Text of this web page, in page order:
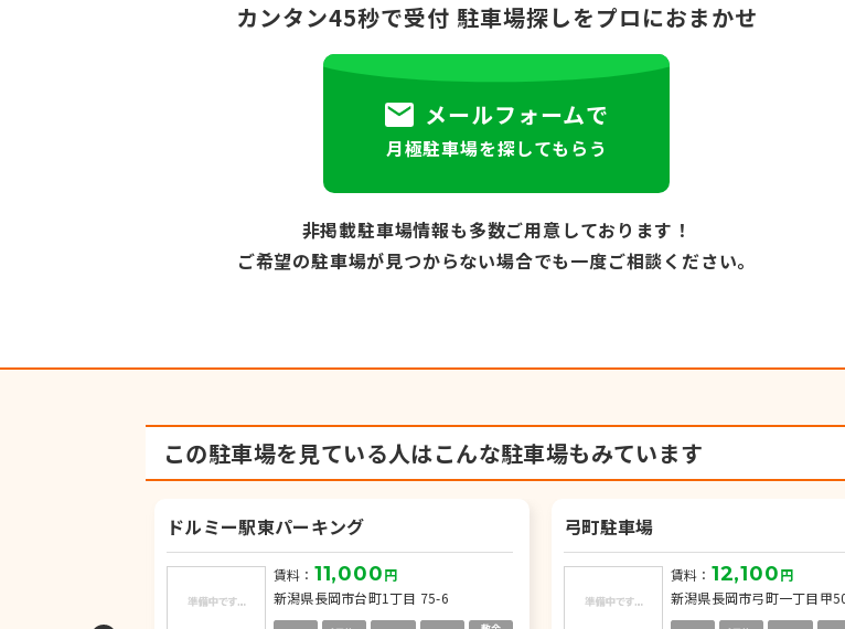
カンタン45秒で受付 駐車場探しをプロにおまかせ
メールフォームで
月極駐車場を探してもらう
非掲載駐車場情報も多数ご用意しております！
ご希望の駐車場が見つからない場合でも一度ご相談ください。
この駐車場を見ている人はこんな駐車場もみています
ドルミー駅東パーキング
賃料： 11,000円
新潟県長岡市台町1丁目 75-6
弓町駐車場
賃料： 12,100円
新潟県長岡市弓町一丁目甲